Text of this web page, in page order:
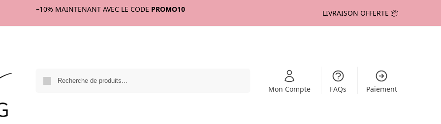
–10% MAINTENANT AVEC LE CODE PROMO10 LIVRAISON OFFERTE 📦
Mon Compte FAQs Paiement